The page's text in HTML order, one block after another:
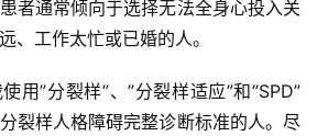
者通常倾向于选择无法全身心投入关
、工作太忙或已婚的人。
用”分裂样”、”分裂样适应”和”SPD”
裂样人格障碍完整诊断标准的人。尽